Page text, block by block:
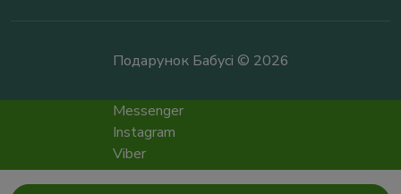
Подарунок Бабусі © 2026
Messenger
Instagram
Viber
Telegram